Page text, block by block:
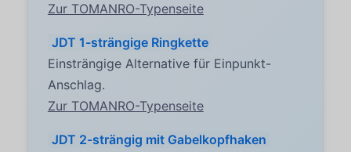
Zur TOMANRO-Typenseite
JDT 1-strängige Ringkette
Einsträngige Alternative für Einpunkt-
Anschlag.
Zur TOMANRO-Typenseite
JDT 2-strängig mit Gabelkopfhaken